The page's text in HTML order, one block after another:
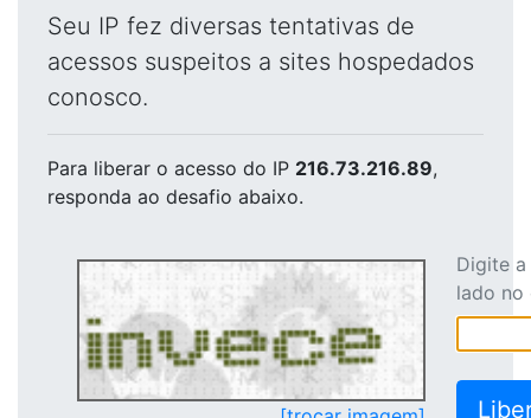
Seu IP fez diversas tentativas de
acessos suspeitos a sites hospedados
conosco.
Para liberar o acesso do IP 216.73.216.89,
responda ao desafio abaixo.
Digite
lado no